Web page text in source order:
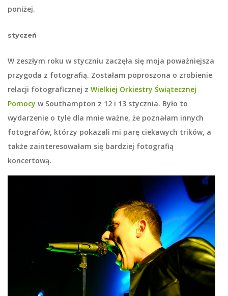
poniżej.
styczeń
W zeszłym roku w styczniu zaczęła się moja poważniejsza
przygoda z fotografią. Zostałam poproszona o zrobienie
relacji fotograficznej z Wielkiej Orkiestry Świątecznej
Pomocy w Southampton z 12 i 13 stycznia. Było to
wydarzenie o tyle dla mnie ważne, że poznałam innych
fotografów, którzy pokazali mi parę ciekawych trików, a
także zainteresowałam się bardziej fotografią
koncertową.